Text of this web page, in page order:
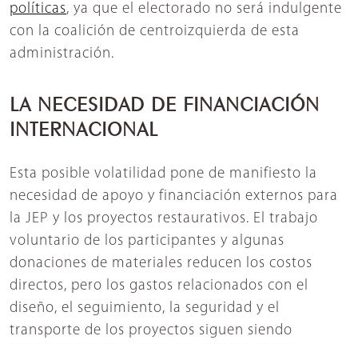
políticas, ya que el electorado no será indulgente
con la coalición de centroizquierda de esta
administración.
LA NECESIDAD DE FINANCIACIÓN
INTERNACIONAL
Esta posible volatilidad pone de manifiesto la
necesidad de apoyo y financiación externos para
la JEP y los proyectos restaurativos. El trabajo
voluntario de los participantes y algunas
donaciones de materiales reducen los costos
directos, pero los gastos relacionados con el
diseño, el seguimiento, la seguridad y el
transporte de los proyectos siguen siendo